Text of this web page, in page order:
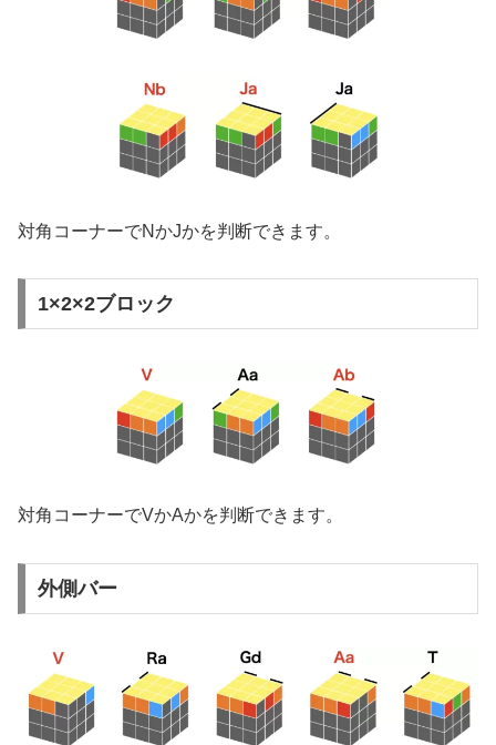
対角コーナーでNかJかを判断できます。
1×2×2ブロック
対角コーナーでVかAかを判断できます。
外側バー